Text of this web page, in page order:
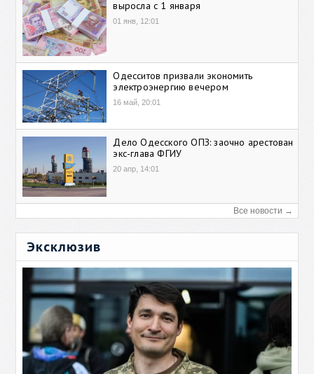
выросла с 1 января
01 янв, 12:01
Одесситов призвали экономить
электроэнергию вечером
16 май, 20:01
Дело Одесского ОПЗ: заочно арестован
экс-глава ФГИУ
20 апр, 14:01
Все новости →
Эксклюзив